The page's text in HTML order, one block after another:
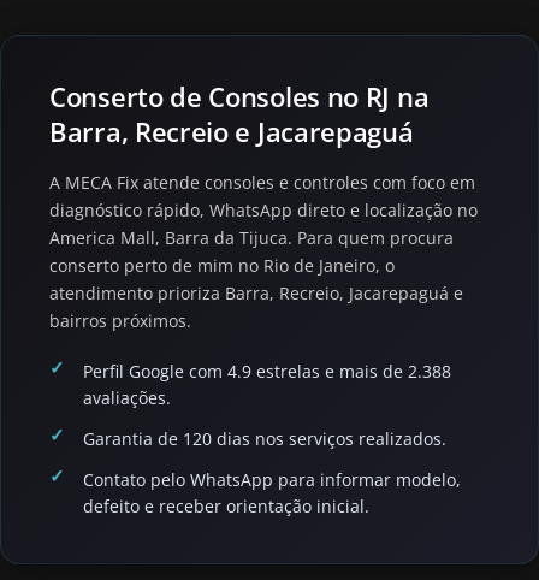
Conserto de Consoles no RJ na
Barra, Recreio e Jacarepaguá
A MECA Fix atende consoles e controles com foco em
diagnóstico rápido, WhatsApp direto e localização no
America Mall, Barra da Tijuca. Para quem procura
conserto perto de mim no Rio de Janeiro, o
atendimento prioriza Barra, Recreio, Jacarepaguá e
bairros próximos.
Perfil Google com 4.9 estrelas e mais de 2.388
avaliações.
Garantia de 120 dias nos serviços realizados.
Contato pelo WhatsApp para informar modelo,
defeito e receber orientação inicial.